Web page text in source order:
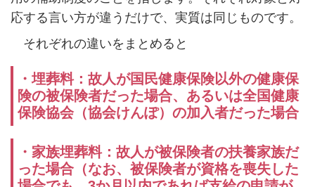
応する言い方が違うだけで、実質は同じものです。
それぞれの違いをまとめると
・埋葬料：故人が国民健康保険以外の健康保
険の被保険者だった場合、あるいは全国健康
保険協会（協会けんぽ）の加入者だった場合
・家族埋葬料：故人が被保険者の扶養家族だ
った場合（なお、被保険者が資格を喪失した